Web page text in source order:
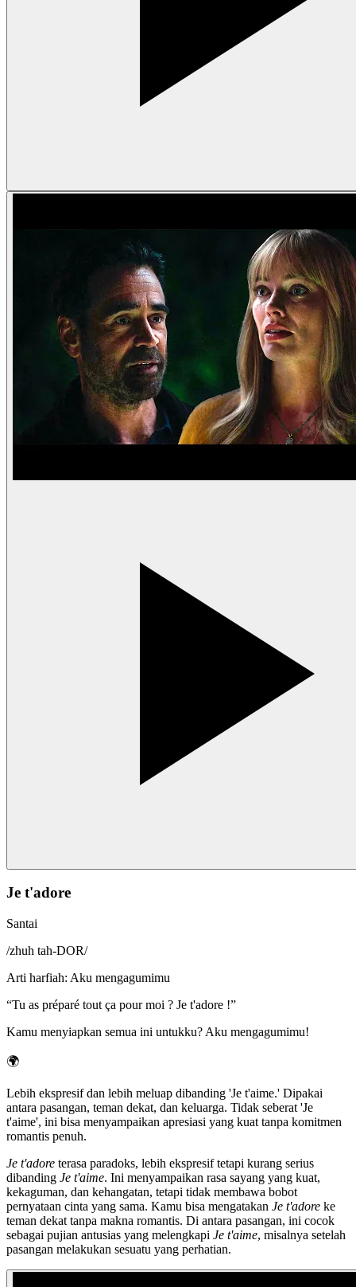
Je t'adore
Santai
/zhuh tah-DOR/
Arti harfiah: Aku mengagumimu
“Tu as préparé tout ça pour moi ? Je t'adore !”
Kamu menyiapkan semua ini untukku? Aku mengagumimu!
🌍
Lebih ekspresif dan lebih meluap dibanding 'Je t'aime.' Dipakai
antara pasangan, teman dekat, dan keluarga. Tidak seberat 'Je
t'aime', ini bisa menyampaikan apresiasi yang kuat tanpa komitmen
romantis penuh.
Je t'adore terasa paradoks, lebih ekspresif tetapi kurang serius
dibanding Je t'aime. Ini menyampaikan rasa sayang yang kuat,
kekaguman, dan kehangatan, tetapi tidak membawa bobot
pernyataan cinta yang sama. Kamu bisa mengatakan Je t'adore ke
teman dekat tanpa makna romantis. Di antara pasangan, ini cocok
sebagai pujian antusias yang melengkapi Je t'aime, misalnya setelah
pasangan melakukan sesuatu yang perhatian.